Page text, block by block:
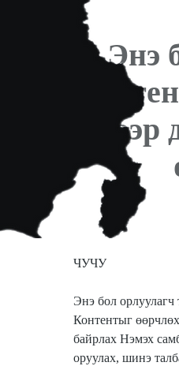
Энэ
ЧУЧУ
Энэ бол
Контентыг
байрлах Нэмэх
оруулах, шинэ